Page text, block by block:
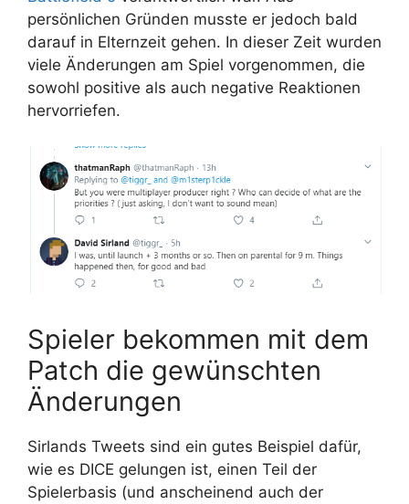
persönlichen Gründen musste er jedoch bald
darauf in Elternzeit gehen. In dieser Zeit wurden
viele Änderungen am Spiel vorgenommen, die
sowohl positive als auch negative Reaktionen
hervorriefen.
Spieler bekommen mit dem
Patch die gewünschten
Änderungen
Sirlands Tweets sind ein gutes Beispiel dafür,
wie es DICE gelungen ist, einen Teil der
Spielerbasis (und anscheinend auch der